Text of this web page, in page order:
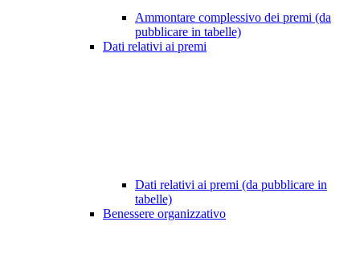
Ammontare complessivo dei premi (da
pubblicare in tabelle)
Dati relativi ai premi
Dati relativi ai premi (da pubblicare in
tabelle)
Benessere organizzativo